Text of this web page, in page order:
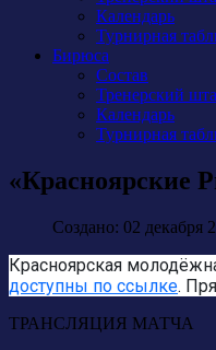
Календарь
Турнирная
Бирюса
Состав
Тренерский
Календарь
Турнирная
«Красноярские
Создано: 02 декабря
Красноярская
доступны по ссылке.
ТРАНСЛЯЦИЯ МАТЧА